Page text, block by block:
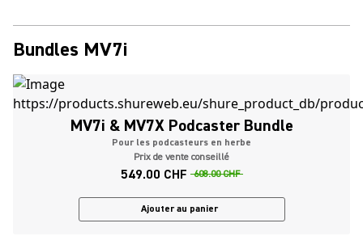
Bundles MV7i
MV7i & MV7X Podcaster Bundle
Pour les podcasteurs en herbe
Prix de vente conseillé
549.00 CHF 608.00 CHF
Ajouter au panier